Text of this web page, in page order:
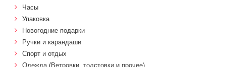
Часы
Упаковка
Новогодние подарки
Ручки и карандаши
Спорт и отдых
Одежда (Ветровки, толстовки и прочее)